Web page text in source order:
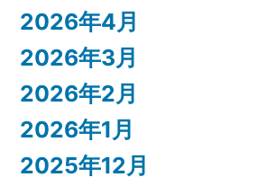
2026年4月
2026年3月
2026年2月
2026年1月
2025年12月